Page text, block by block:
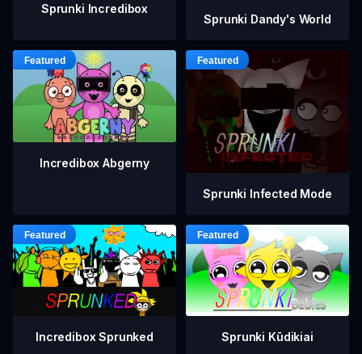
Sprunki Incredibox
Sprunki Dandy's World
Incredibox Abgerny
Sprunki Infected Mode
Incredibox Sprunked Sprunki Kūdikiai